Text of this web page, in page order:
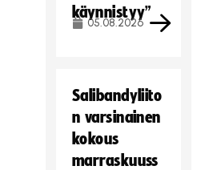
käynnistyy”
05.08.2026
Salibandyliito
n varsinainen
kokous
marraskuuss